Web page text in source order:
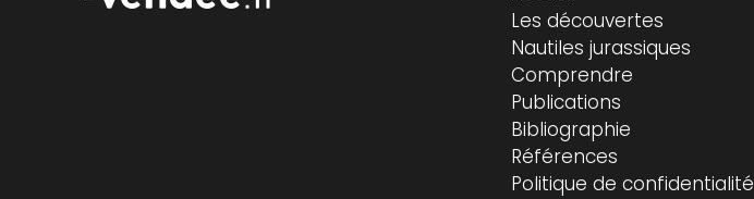
Les découvertes
Nautiles jurassiques
Comprendre
Publications
Bibliographie
Références
Politique de confidentialité